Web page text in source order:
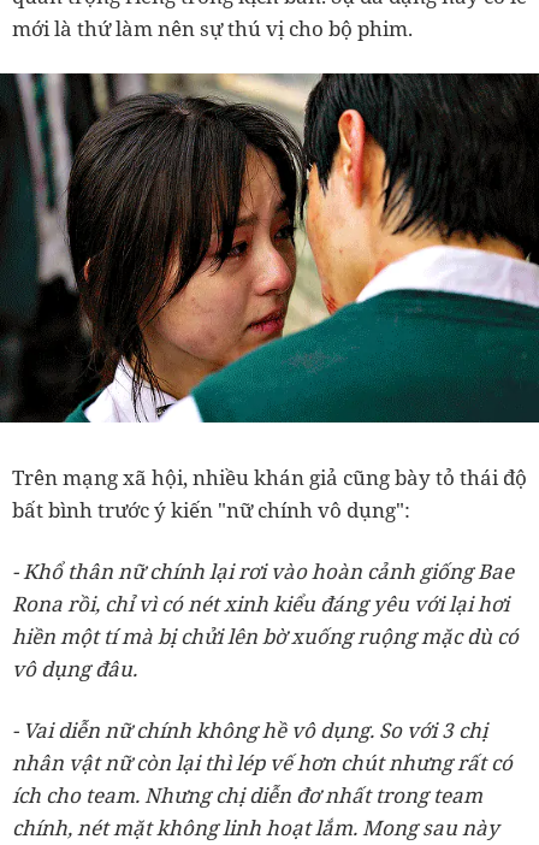
mới là thứ làm nên sự thú vị cho bộ phim.
Trên mạng xã hội, nhiều khán giả cũng bày tỏ thái độ
bất bình trước ý kiến "nữ chính vô dụng":
- Khổ thân nữ chính lại rơi vào hoàn cảnh giống Bae
Rona rồi, chỉ vì có nét xinh kiểu đáng yêu với lại hơi
hiền một tí mà bị chửi lên bờ xuống ruộng mặc dù có
vô dụng đâu.
- Vai diễn nữ chính không hề vô dụng. So với 3 chị
nhân vật nữ còn lại thì lép vế hơn chút nhưng rất có
ích cho team. Nhưng chị diễn đơ nhất trong team
chính, nét mặt không linh hoạt lắm. Mong sau này